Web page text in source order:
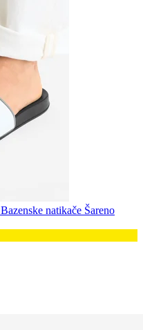
Bazenske natikače Šareno